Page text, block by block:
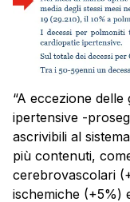
“A eccezione
ipertensive -
ascrivibili al
più contenuti,
cerebrovascolari
ischemiche (+5%)